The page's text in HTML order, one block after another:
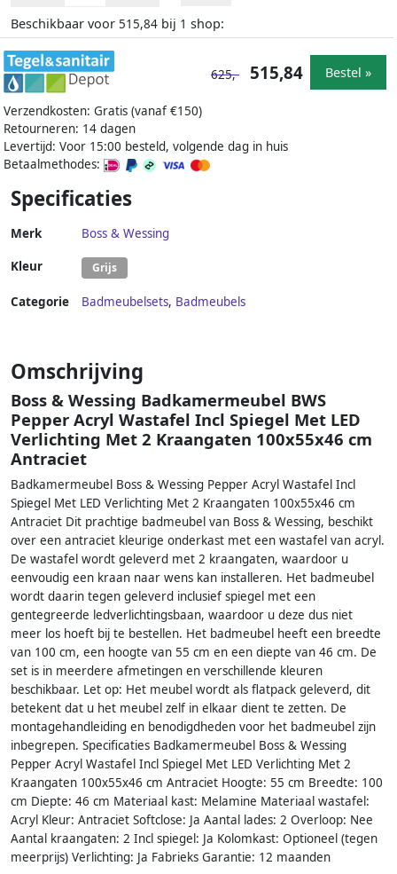
Beschikbaar voor 515,84 bij 1 shop:
Verzendkosten: Gratis (vanaf €150)
Retourneren: 14 dagen
Levertijd: Voor 15:00 besteld, volgende dag in huis
Betaalmethodes:
625,- 515,84 Bestel »
Specificaties
Merk Boss & Wessing
Kleur Grijs
Categorie Badmeubelsets, Badmeubels
Omschrijving
Boss & Wessing Badkamermeubel BWS
Pepper Acryl Wastafel Incl Spiegel Met LED
Verlichting Met 2 Kraangaten 100x55x46 cm
Antraciet
Badkamermeubel Boss & Wessing Pepper Acryl Wastafel Incl
Spiegel Met LED Verlichting Met 2 Kraangaten 100x55x46 cm
Antraciet Dit prachtige badmeubel van Boss & Wessing, beschikt
over een antraciet kleurige onderkast met een wastafel van acryl.
De wastafel wordt geleverd met 2 kraangaten, waardoor u
eenvoudig een kraan naar wens kan installeren. Het badmeubel
wordt daarin tegen geleverd inclusief spiegel met een
gentegreerde ledverlichtingsbaan, waardoor u deze dus niet
meer los hoeft bij te bestellen. Het badmeubel heeft een breedte
van 100 cm, een hoogte van 55 cm en een diepte van 46 cm. De
set is in meerdere afmetingen en verschillende kleuren
beschikbaar. Let op: Het meubel wordt als flatpack geleverd, dit
betekent dat u het meubel zelf in elkaar dient te zetten. De
montagehandleiding en benodigdheden voor het badmeubel zijn
inbegrepen. Specificaties Badkamermeubel Boss & Wessing
Pepper Acryl Wastafel Incl Spiegel Met LED Verlichting Met 2
Kraangaten 100x55x46 cm Antraciet Hoogte: 55 cm Breedte: 100
cm Diepte: 46 cm Materiaal kast: Melamine Materiaal wastafel:
Acryl Kleur: Antraciet Softclose: Ja Aantal lades: 2 Overloop: Nee
Aantal kraangaten: 2 Incl spiegel: Ja Kolomkast: Optioneel (tegen
meerprijs) Verlichting: Ja Fabrieks Garantie: 12 maanden